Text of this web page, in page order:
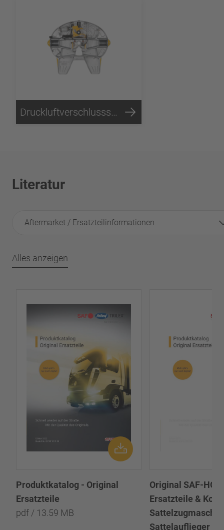
Druckluftverschlusssystem
Literatur
Aftermarket / Ersatzteilinformationen
Alles anzeigen
Produktkatalog - Original
Ersatzteile
pdf / 13.59 MB
Original SAF-
Ersatzteile &
Sattelauflieger